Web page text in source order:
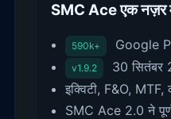
SMC Ace एक नज़र
590k+ Google
v1.9.2
30 सितंबर
इक्विटी, F&O, MTF,
SMC Ace 2.0 ने